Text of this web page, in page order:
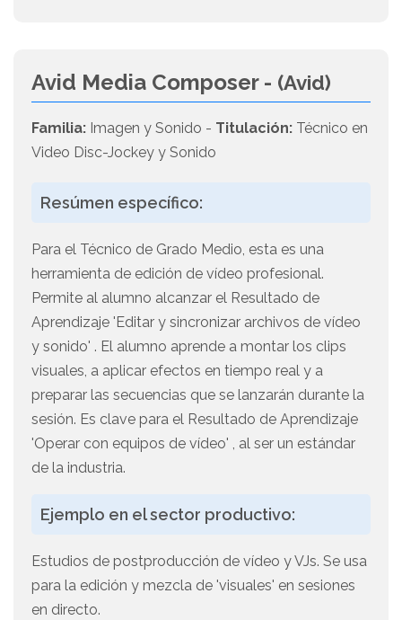
Avid Media Composer - (Avid)
Familia: Imagen y Sonido - Titulación: Técnico en
Video Disc-Jockey y Sonido
Resúmen específico:
Para el Técnico de Grado Medio, esta es una
herramienta de edición de vídeo profesional.
Permite al alumno alcanzar el Resultado de
Aprendizaje 'Editar y sincronizar archivos de vídeo
y sonido' . El alumno aprende a montar los clips
visuales, a aplicar efectos en tiempo real y a
preparar las secuencias que se lanzarán durante la
sesión. Es clave para el Resultado de Aprendizaje
'Operar con equipos de vídeo' , al ser un estándar
de la industria.
Ejemplo en el sector productivo:
Estudios de postproducción de vídeo y VJs. Se usa
para la edición y mezcla de 'visuales' en sesiones
en directo.